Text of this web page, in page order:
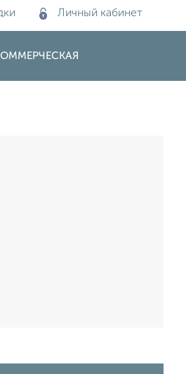
Личный кабинет